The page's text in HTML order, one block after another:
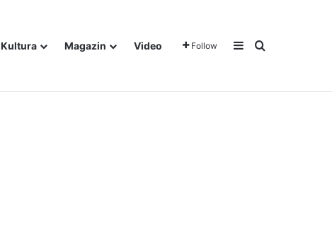
Kultura Magazin Video Follow Sidebar
Traži